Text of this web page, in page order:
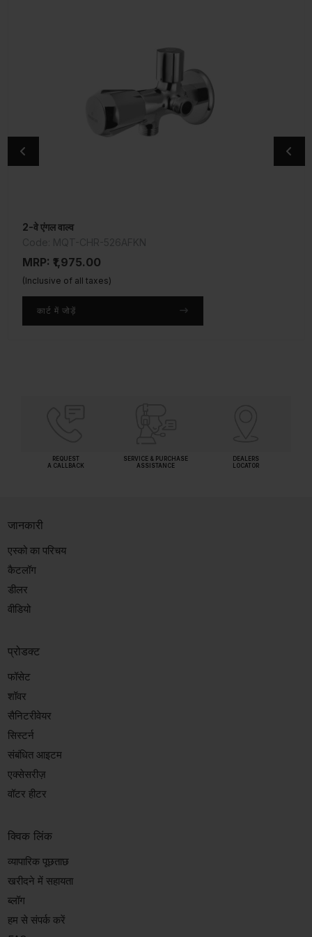
2-वे एंगल वाल्व
MRP: ₹1,975.00
(Inclusive of all taxes)
कार्ट में जोड़ें
वॉल मिक्सर 3-इन-1 सिस्टम
MRP: ₹8,050.00
(Inclusive of all taxes)
कार्ट में जोड़ें
REQUEST
A CALLBACK
SERVICE & PURCHASE
ASSISTANCE
DEALERS
LOCATOR
जानकारी
एस्को का परिचय
कैटलॉग
डीलर
वीडियो
प्रोडक्ट
फॉसेट
शॉवर
सैनिटरीवेयर
सिस्टर्न
संबंधित आइटम
एक्सेसरीज़
वॉटर हीटर
क्विक लिंक
व्यापारिक पूछताछ
खरीदने में सहायता
ब्लॉग
हम से संपर्क करें